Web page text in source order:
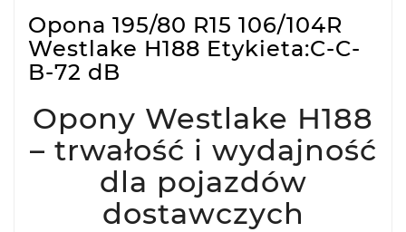
Opona 195/80 R15 106/104R
Westlake H188 Etykieta:C-C-
B-72 dB
Opony Westlake H188
– trwałość i wydajność
dla pojazdów
dostawczych